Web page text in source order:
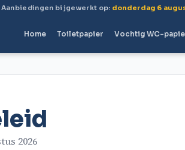
Aanbiedingen bijgewerkt op: donderdag 6
Home Toiletpapier Vochtig WC-
2026